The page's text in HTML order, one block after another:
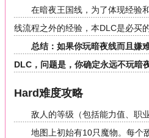
在暗夜王国线，为了体现经验
线流程之外的经验，本DLC是必买的
总结：如果你玩暗夜线而且嫌
DLC，问题是，你确定永远不玩暗
Hard难度攻略
敌人的等级（包括能力值、职
地图上初始有10只魔物。每个